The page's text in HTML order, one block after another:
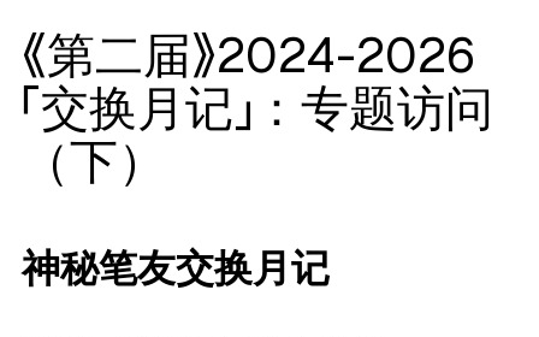
《第二届》2024-2026
「交换月记」：专题访问
（下）
神秘笔友交换月记